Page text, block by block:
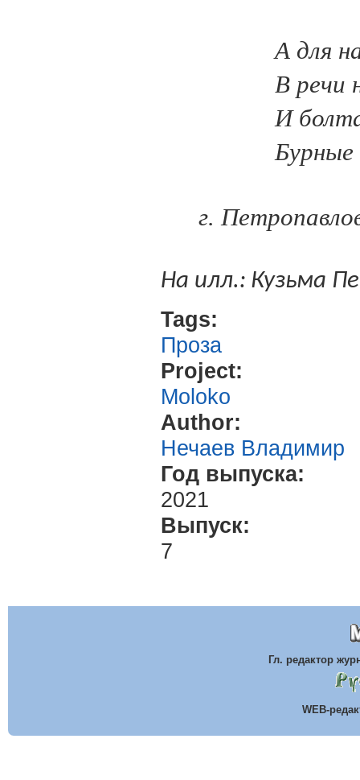
А для
В речи
И
Бурные
г.
На илл.: Кузьма
Tags:
Проза
Project:
Moloko
Author:
Нечаев Владимир
Год выпуска:
2021
Выпуск:
7
Гл. редактор
WEB-